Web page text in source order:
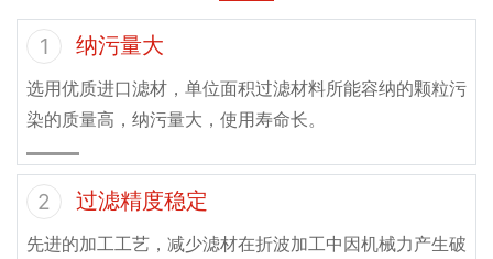
1 纳污量大
选用优质进口滤材，单位面积过滤材料所能容纳的颗粒污
染的质量高，纳污量大，使用寿命长。
2 过滤精度稳定
先进的加工工艺，减少滤材在折波加工中因机械力产生破